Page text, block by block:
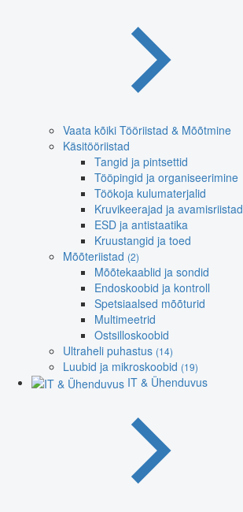
Vaata kõiki Tööriistad & Mõõtmine
Käsitööriistad
Tangid ja pintsettid
Tööpingid ja organiseerimine
Töökoja kulumaterjalid
Kruvikeerajad ja avamisriistad
ESD ja antistaatika
Kruustangid ja toed
Mõõteriistad (2)
Mõõtekaablid ja sondid
Endoskoobid ja kontroll
Spetsiaalsed mõõturid
Multimeetrid
Ostsilloskoobid
Ultraheli puhastus (14)
Luubid ja mikroskoobid (19)
IT & Ühenduvus